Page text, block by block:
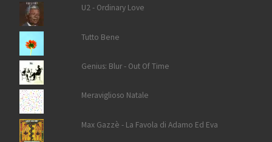
U2 - Ordinary Love
Tutto Bene
Genius: Blur - Out Of Time
Meraviglioso Natale
Max Gazzè - La Favola di Adamo Ed Eva